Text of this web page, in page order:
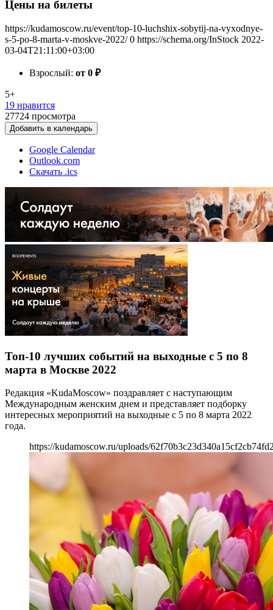
Цены на билеты
https://kudamoscow.ru/event/top-10-luchshix-sobytij-na-vyxodnye-
s-5-po-8-marta-v-moskve-2022/ 0 https://schema.org/InStock 2022-
03-04T21:11:00+03:00
Взрослый: от 0 ₽
5+
19 нравится
27724 просмотра
Добавить в календарь
Google Calendar
Outlook.com
Скачать .ics
Топ-10 лучших событий на выходные с 5 по 8
марта в Москве 2022
Редакция «KudaMoscow» поздравляет с наступающим
Международным женским днем и представляет подборку
интересных мероприятий на выходные с 5 по 8 марта 2022
года.
https://kudamoscow.ru/uploads/